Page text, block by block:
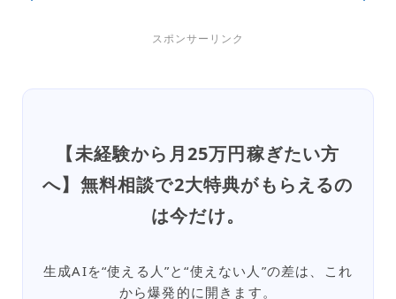
スポンサーリンク
【未経験から月25万円稼ぎたい方
へ】無料相談で2大特典がもらえるの
は今だけ。
生成AIを“使える人”と“使えない人”の差は、これ
から爆発的に開きます。